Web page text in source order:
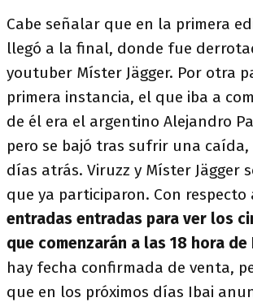
Cabe señalar que en la primera
llegó a la final, donde fue
youtuber Míster Jägger. Por otra
primera instancia, el que iba a
de él era el argentino Alejandro
pero se bajó tras sufrir una caída,
días atrás. Viruzz y Míster Jägger
que ya participaron. Con respecto
entradas entradas para ver los
que comenzarán a las 18 hora de
hay fecha confirmada de venta,
que en los próximos días Ibai